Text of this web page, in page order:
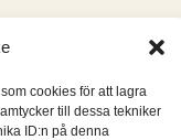
cookies för att lagra
till dessa tekniker
ID:n på denna